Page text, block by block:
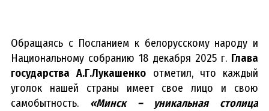
Обращаясь с Посланием к белорусскому народу и
Национальному собранию 18 декабря 2025 г. Глава
государства А.Г.Лукашенко отметил, что каждый
уголок нашей страны имеет свое лицо и свою
самобытность. «Минск – уникальная столица